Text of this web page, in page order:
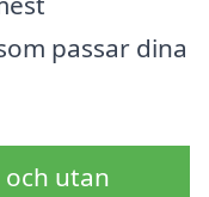
passar dina
utan